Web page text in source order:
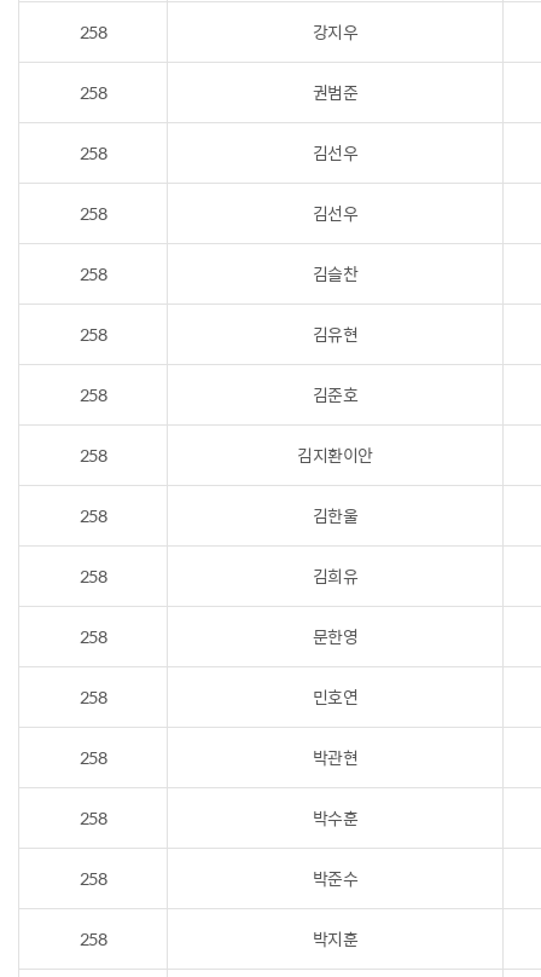
258 강지우
258 권범준
258 김선우
258 김선우
258 김슬찬
258 김유현
258 김준호
258 김지환이안
258 김한울
258 김희유
258 문한영
258 민호연
258 박관현
258 박수훈
258 박준수
258 박지훈